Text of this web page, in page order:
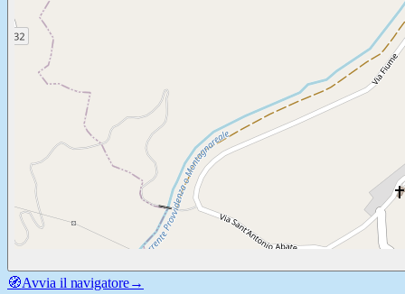
🧭Avvia il navigatore→